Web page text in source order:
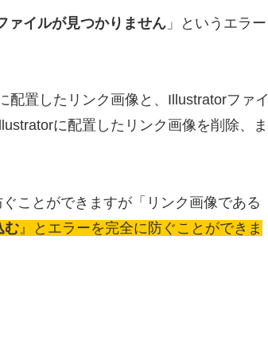
ァイルが見つかりません 」というエラー
配置したリンク画像と、Illustratorファイ
に配置したリンク画像を削除、ま
ことができますが「リンク画像である
む 』とエラーを完全に防ぐことができま